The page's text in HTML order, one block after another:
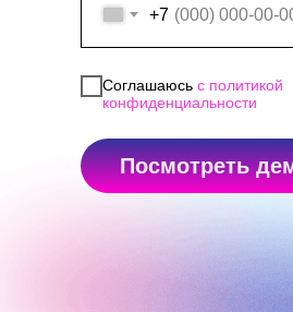
+7
Соглашаюсь с политикой
конфиденциальности
Посмотреть